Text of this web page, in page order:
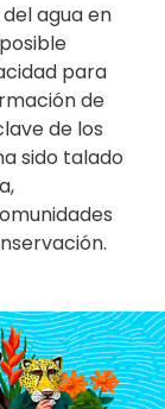
agua en
para
de
de los
sido talado